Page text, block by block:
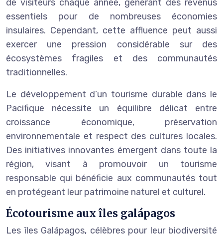
de visiteurs chaque année, générant des revenus
essentiels pour de nombreuses économies
insulaires. Cependant, cette affluence peut aussi
exercer une pression considérable sur des
écosystèmes fragiles et des communautés
traditionnelles.
Le développement d’un tourisme durable dans le
Pacifique nécessite un équilibre délicat entre
croissance économique, préservation
environnementale et respect des cultures locales.
Des initiatives innovantes émergent dans toute la
région, visant à promouvoir un tourisme
responsable qui bénéficie aux communautés tout
en protégeant leur patrimoine naturel et culturel.
Écotourisme aux îles galápagos
Les îles Galápagos, célèbres pour leur biodiversité